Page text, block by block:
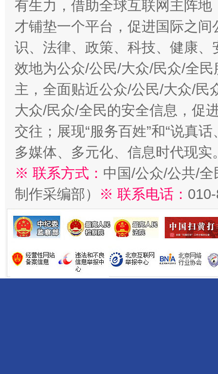
有生力，借助全球互联网主阵
才铺垫一个平台，促进国际之
识、法律、政策、科技、健康
效地为公众/公民/大众/民众/全
主，全面贴近公众/公民/大众/民
大众/民众/全民的安全信息，促
交往；展现“服务百姓”和“说真
多媒体、多元化、信息时代现实
※ 联系方式： 中国/公众/公共/
制作采编部）
※ 联系电话：